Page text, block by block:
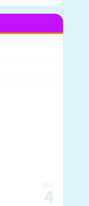
网站
4